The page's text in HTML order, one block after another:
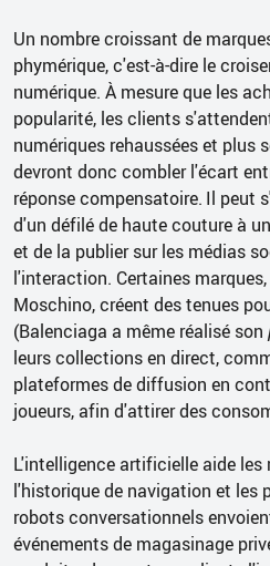
Un nombre croissant de
phymérique, c'est-à-dire le
numérique. À mesure que les
popularité, les clients
numériques rehaussées et plus
devront donc combler l'écart
réponse compensatoire. Il peut
d'un défilé de haute couture à
et de la publier sur les médias
l'interaction. Certaines
Moschino, créent des tenues
(Balenciaga a même réalisé son
leurs collections en direct,
plateformes de diffusion en
joueurs, afin d'attirer des
L'intelligence artificielle aide les
l'historique de navigation et les
robots conversationnels
événements de magasinage